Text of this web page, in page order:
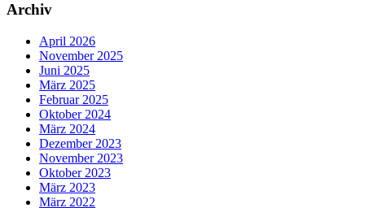
Archiv
April 2026
November 2025
Juni 2025
März 2025
Februar 2025
Oktober 2024
März 2024
Dezember 2023
November 2023
Oktober 2023
März 2023
März 2022